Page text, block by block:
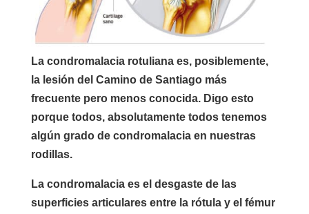
La condromalacia rotuliana es, posiblemente,
la lesión del Camino de Santiago más
frecuente pero menos conocida. Digo esto
porque todos, absolutamente todos tenemos
algún grado de condromalacia en nuestras
rodillas.
La condromalacia es el desgaste de las
superficies articulares entre la rótula y el fémur